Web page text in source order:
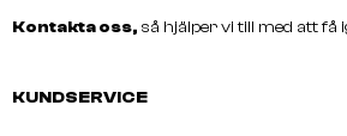
Kontakta oss, så hjälper vi till med att få
KUNDSERVICE